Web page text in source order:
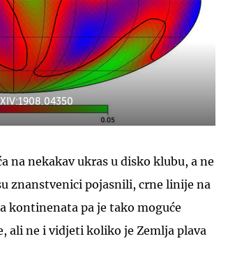
na nekakav ukras u disko klubu, a ne
znanstvenici pojasnili, crne linije na
kontinenata pa je tako moguće
ne i vidjeti koliko je Zemlja plava